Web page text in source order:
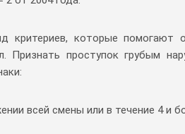
критериев, которые помогают
Признать проступок грубым
всей смены или в течение 4 и